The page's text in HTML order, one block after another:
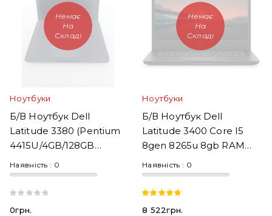
Немає
На
Складі
Ноутбуки
Б/В Ноутбук Dell
Latitude 3380 (Pentium
4415U/4GB/128GB
SSD/13.3"/HD/Win 10)
Наявність : 0
0грн.
Немає
На
Складі
Ноутбуки
Б/В Ноутбук Dell
Latitude 3400 Core I5
8gen 8265u 8gb RAM
256 SSD M2 14" FullHD
Наявність : 0
8 522грн.